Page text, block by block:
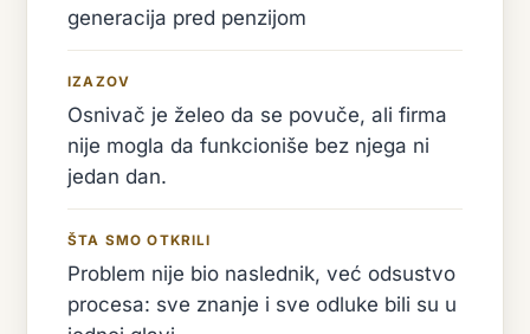
generacija pred penzijom
IZAZOV
Osnivač je želeo da se povuče, ali firma
nije mogla da funkcioniše bez njega ni
jedan dan.
ŠTA SMO OTKRILI
Problem nije bio naslednik, već odsustvo
procesa: sve znanje i sve odluke bili su u